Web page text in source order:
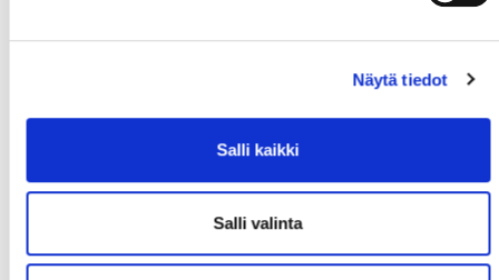
Näytä tiedot
Salli kaikki
Salli valinta